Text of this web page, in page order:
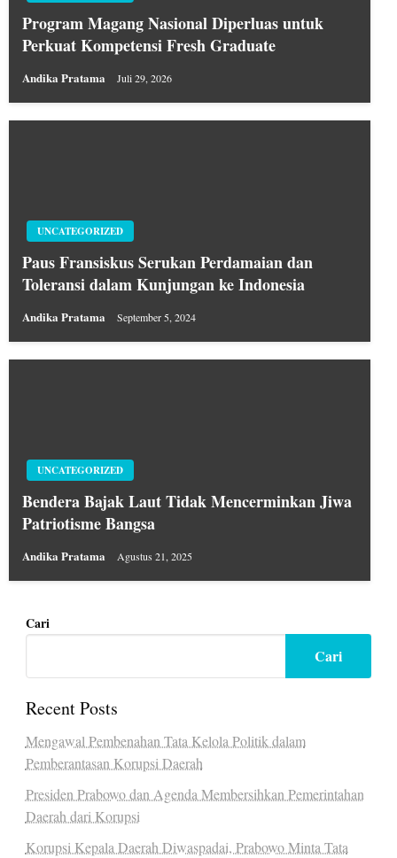
Program Magang Nasional Diperluas untuk
Perkuat Kompetensi Fresh Graduate
Andika Pratama Juli 29, 2026
UNCATEGORIZED
Paus Fransiskus Serukan Perdamaian dan
Toleransi dalam Kunjungan ke Indonesia
Andika Pratama September 5, 2024
UNCATEGORIZED
Bendera Bajak Laut Tidak Mencerminkan Jiwa
Patriotisme Bangsa
Andika Pratama Agustus 21, 2025
Cari
Cari
Recent Posts
Mengawal Pembenahan Tata Kelola Politik dalam
Pemberantasan Korupsi Daerah
Presiden Prabowo dan Agenda Membersihkan Pemerintahan
Daerah dari Korupsi
Korupsi Kepala Daerah Diwaspadai, Prabowo Minta Tata